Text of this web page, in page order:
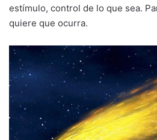
estímulo, control de lo que sea.
quiere que ocurra.